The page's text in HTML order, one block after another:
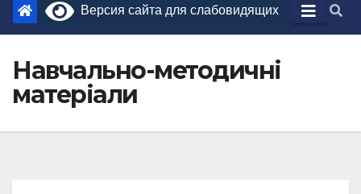
Версия сайта для слабовидящих
Навчально-методичні
матеріали